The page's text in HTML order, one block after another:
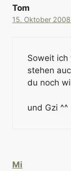
Tom
15. Oktober
Soweit
stehen
du noch
und Gzi ^^
Mi